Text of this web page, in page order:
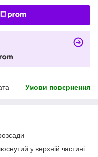
Умови повернення
у верхній частині